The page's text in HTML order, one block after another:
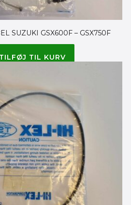
SUZUKI GSX600F – GSX750F
TILFØJ TIL KURV